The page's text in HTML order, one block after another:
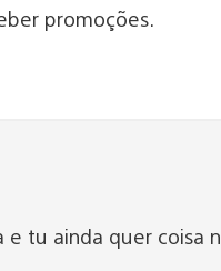
promoções.
tu ainda quer coisa